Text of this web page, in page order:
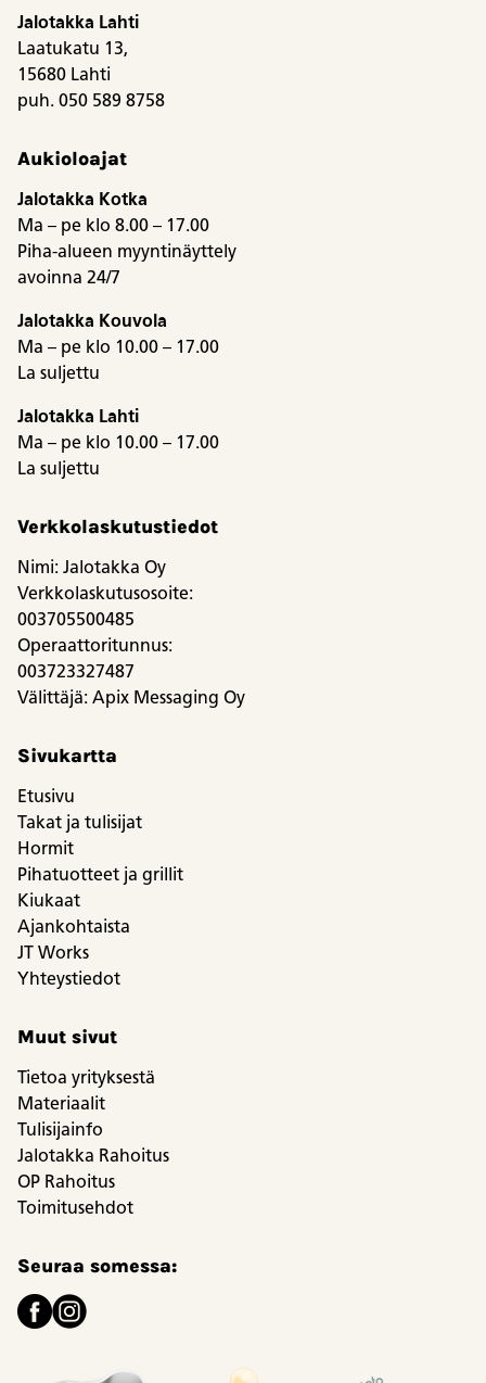
Jalotakka Lahti
Laatukatu 13,
15680 Lahti
puh. 050 589 8758
Aukioloajat
Jalotakka Kotka
Ma – pe klo 8.00 – 17.00
Piha-alueen myyntinäyttely
avoinna 24/7
Jalotakka Kouvola
Ma – pe klo 10.00 – 17.00
La suljettu
Jalotakka Lahti
Ma – pe klo 10.00 – 17.00
La suljettu
Verkkolaskutustiedot
Nimi: Jalotakka Oy
Verkkolaskutusosoite:
003705500485
Operaattoritunnus:
003723327487
Välittäjä: Apix Messaging Oy
Sivukartta
Etusivu
Takat ja tulisijat
Hormit
Pihatuotteet ja grillit
Kiukaat
Ajankohtaista
JT Works
Yhteystiedot
Muut sivut
Tietoa yrityksestä
Materiaalit
Tulisijainfo
Jalotakka Rahoitus
OP Rahoitus
Toimitusehdot
Seuraa somessa: